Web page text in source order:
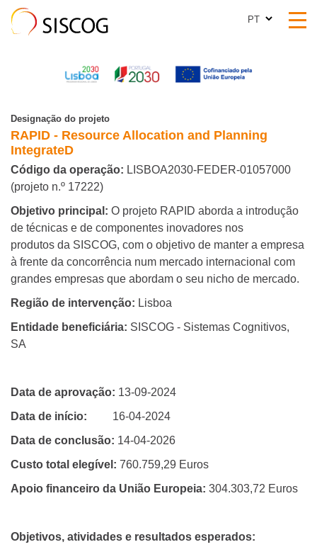
PT
Designação do projeto
RAPID - Resource Allocation and Planning
IntegrateD
Código da operação: LISBOA2030-FEDER-01057000
(projeto n.º 17222)
Objetivo principal: O projeto RAPID aborda a introdução
de técnicas e de componentes inovadores nos
produtos da SISCOG, com o objetivo de manter a empresa
à frente da concorrência num mercado internacional com
grandes empresas que abordam o seu nicho de mercado.
Região de intervenção: Lisboa
Entidade beneficiária: SISCOG - Sistemas Cognitivos,
SA
Data de aprovação: 13-09-2024
Data de início:
16-04-2024
Data de conclusão: 14-04-2026
Custo total elegível: 760.759,29 Euros
Apoio financeiro da União Europeia: 304.303,72 Euros
Objetivos, atividades e resultados esperados: